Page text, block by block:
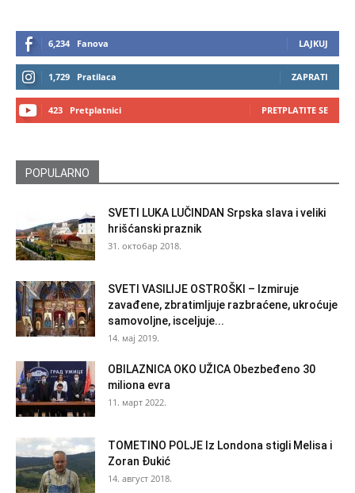
6,234 Fanova LAJKUJ
1,729 Pratilaca ZAPRATI
423 Pretplatnici PRETPLATITE SE
POPULARNO
SVETI LUKA LUČINDAN Srpska slava i veliki
hrišćanski praznik
31. октобар 2018.
SVETI VASILIJE OSTROŠKI – Izmiruje
zavađene, zbratimljuje razbraćene, ukroćuje
samovoljne, isceljuje...
14. мај 2019.
OBILAZNICA OKO UŽICA Obezbeđeno 30
miliona evra
11. март 2022.
TOMETINO POLJE Iz Londona stigli Melisa i
Zoran Đukić
14. август 2018.